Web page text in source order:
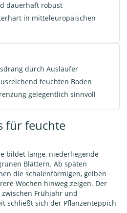
dauerhaft robust
in mitteleuropäischen
durch Ausläufer
feuchten Boden
gelegentlich sinnvoll
für feuchte
bildet lange, niederliegende
Blättern. Ab späten
die schalenförmigen, gelben
Wochen hinweg zeigen. Der
Frühjahr und
schließt sich der Pflanzenteppich